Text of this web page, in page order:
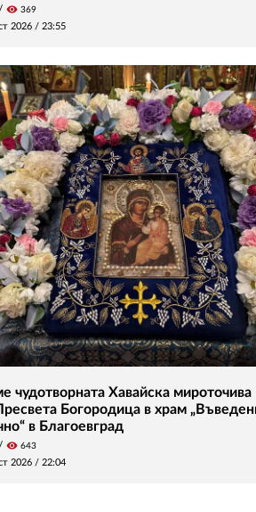
visibility 369
2026 / 23:55
чудотворната Хавайска мироточива
Богородица в храм
в Благоевград
visibility 643
2026 / 22:04